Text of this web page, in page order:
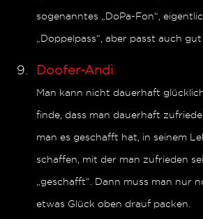
sogenanntes „DoPa-Fon“,
„Doppelpass“, aber passt auch
Doofer-Andi
Man kann nicht dauerhaft
finde, dass man dauerhaft
man es geschafft hat, in seinem
schaffen, mit der man zufrieden
„geschafft“. Dann muss man nur
etwas Glück oben drauf packen.